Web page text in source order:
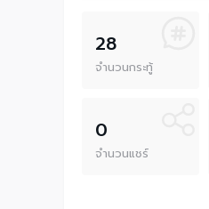
28
จำนวนกระทู้
0
จำนวนแชร์